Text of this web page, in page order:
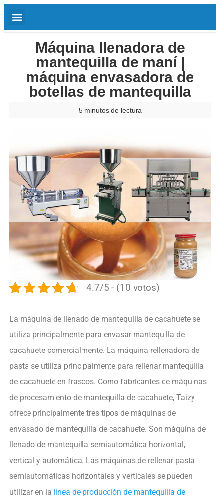
Máquina llenadora de
mantequilla de maní |
máquina envasadora de
botellas de mantequilla
5 minutos de lectura
4.7/5 - (10 votos)
La máquina de llenado de mantequilla de cacahuete se
utiliza principalmente para envasar mantequilla de
cacahuete comercialmente. La máquina rellenadora de
pasta se utiliza principalmente para rellenar mantequilla
de cacahuete en frascos. Como fabricantes de máquinas
de procesamiento de mantequilla de cacahuete, Taizy
ofrece principalmente tres tipos de máquinas de
envasado de mantequilla de cacahuete. Son máquina de
llenado de mantequilla semiautomática horizontal,
vertical y automática. Las máquinas de rellenar pasta
semiautomáticas horizontales y verticales se pueden
utilizar en la línea de producción de mantequilla de